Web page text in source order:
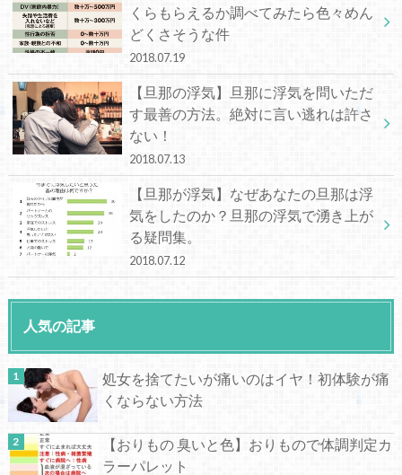
くらもらえるか調べてみたら色々めん
どくさそうな件
2018.07.19
【旦那の浮気】旦那に浮気を問いただ
す最善の方法。絶対に言い逃れは許さ
ない！
2018.07.13
【旦那が浮気】なぜあなたの旦那は浮
気をしたのか？旦那の浮気で湧き上が
る疑問集。
2018.07.12
人気の記事
処女を捨てたいが痛いのはイヤ！初体験が痛
くならない方法
【おりもの 臭いと色】おりもので体調判定カ
ラーパレット